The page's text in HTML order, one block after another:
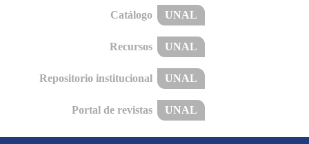
Catálogo UNAL
Recursos UNAL
Repositorio institucional UNAL
Portal de revistas UNAL